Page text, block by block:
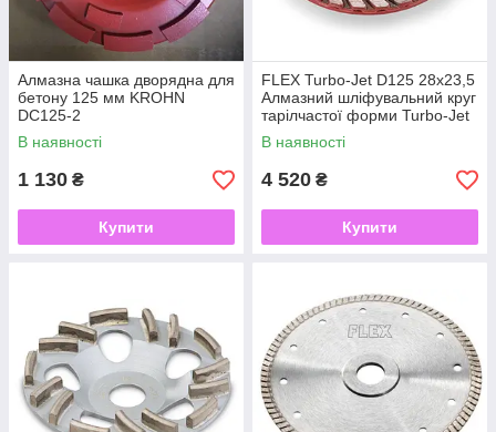
Алмазна чашка дворядна для
бетону 125 мм KROHN
DC125-2
В наявності
1 130 ₴
Купити
FLEX Turbo-Jet D125 28x23,5
Алмазний шліфувальний круг
тарілчастої форми Turbo-Jet
В наявності
4 520 ₴
Купити